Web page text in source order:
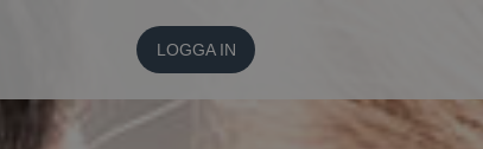
LOGGA IN